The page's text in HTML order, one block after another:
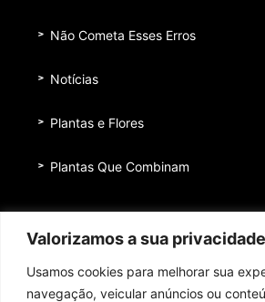
Valorizamos a sua privacidade
Usamos cookies para melhorar sua
navegação, veicular anúncios ou
Não Cometa Esses Erros
Notícias
Plantas e Flores
Plantas Que Combinam
Quem nos patrocina